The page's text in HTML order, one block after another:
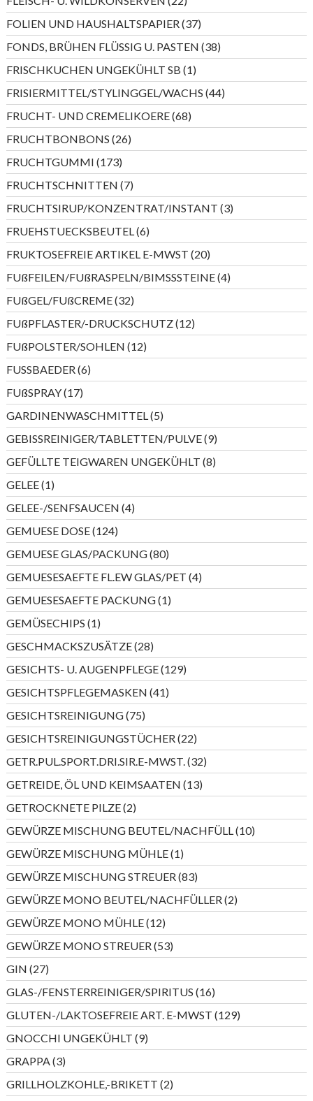
Produkte
FOLIEN UND HAUSHALTSPAPIER 3737
Produkte
FONDS, BRÜHEN FLÜSSIG U. PASTEN 3838
Produkte
FRISCHKUCHEN UNGEKÜHLT SB 11
Produkt
FRISIERMITTEL/STYLINGGEL/WACHS 4444
Produkte
FRUCHT- UND CREMELIKOERE 6868
Produkte
FRUCHTBONBONS 2626
Produkte
FRUCHTGUMMI 173173
Produkte
FRUCHTSCHNITTEN 77
Produkte
FRUCHTSIRUP/KONZENTRAT/INSTANT 33
Produkte
FRUEHSTUECKSBEUTEL 66
Produkte
FRUKTOSEFREIE ARTIKEL E-MWST 2020
Produkte
FUßFEILEN/FUßRASPELN/BIMSSSTEINE 44
Produkte
FUßGEL/FUßCREME 3232
Produkte
FUßPFLASTER/-DRUCKSCHUTZ 1212
Produkte
FUßPOLSTER/SOHLEN 1212
Produkte
FUSSBAEDER 66
Produkte
FUßSPRAY 1717
Produkte
GARDINENWASCHMITTEL 55
Produkte
GEBISSREINIGER/TABLETTEN/PULVE 99
Produkte
GEFÜLLTE TEIGWAREN UNGEKÜHLT 88
Produkte
GELEE 11
Produkt
GELEE-/SENFSAUCEN 44
Produkte
GEMUESE DOSE 124124
Produkte
GEMUESE GLAS/PACKUNG 8080
Produkte
GEMUESESAEFTE FL.EW GLAS/PET 44
Produkte
GEMUESESAEFTE PACKUNG 11
Produkt
GEMÜSECHIPS 11
Produkt
GESCHMACKSZUSÄTZE 2828
Produkte
GESICHTS- U. AUGENPFLEGE 129129
Produkte
GESICHTSPFLEGEMASKEN 4141
Produkte
GESICHTSREINIGUNG 7575
Produkte
GESICHTSREINIGUNGSTÜCHER 2222
Produkte
GETR.PUL.SPORT.DRI.SIR.E-MWST. 3232
Produkte
GETREIDE, ÖL UND KEIMSAATEN 1313
Produkte
GETROCKNETE PILZE 22
Produkte
GEWÜRZE MISCHUNG BEUTEL/NACHFÜLL 1010
Produkte
GEWÜRZE MISCHUNG MÜHLE 11
Produkt
GEWÜRZE MISCHUNG STREUER 8383
Produkte
GEWÜRZE MONO BEUTEL/NACHFÜLLER 22
Produkte
GEWÜRZE MONO MÜHLE 1212
Produkte
GEWÜRZE MONO STREUER 5353
Produkte
GIN 2727
Produkte
GLAS-/FENSTERREINIGER/SPIRITUS 1616
Produkte
GLUTEN-/LAKTOSEFREIE ART. E-MWST 129129
Produkte
GNOCCHI UNGEKÜHLT 99
Produkte
GRAPPA 33
Produkte
GRILLHOLZKOHLE,-BRIKETT 22